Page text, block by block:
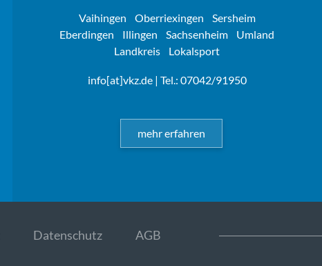
Vaihingen Oberriexingen
Sersheim
Eberdingen
Illingen Sachsenheim
Umland
Landkreis
Lokalsport
info[at]vkz.de| Tel.: 07042/91950
mehr erfahren
Datenschutz AGB